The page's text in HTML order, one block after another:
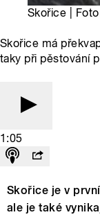
Skořice |
Skořice má
taky při pěstování
1:05
Skořice je v
ale je také